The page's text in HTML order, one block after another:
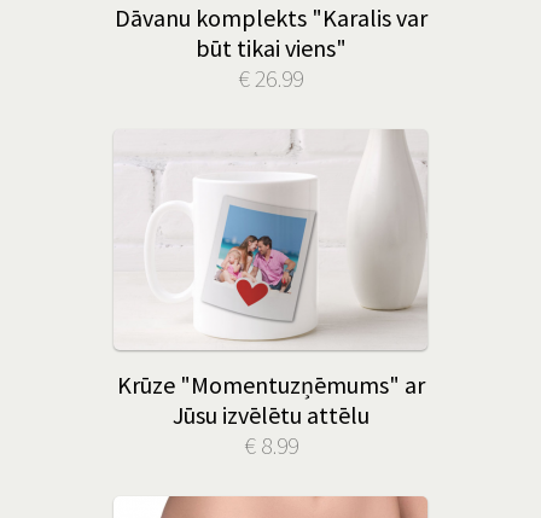
Dāvanu komplekts "Karalis var
būt tikai viens"
€ 26.99
Krūze "Momentuzņēmums" ar
Jūsu izvēlētu attēlu
€ 8.99